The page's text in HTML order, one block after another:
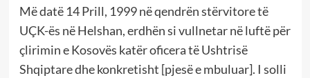
Më datë 14 Prill, 1999 në qendrën stërvitore të
UÇK-ës në Helshan, erdhën si vullnetar në luftë për
çlirimin e Kosovës katër oficera të Ushtrisë
Shqiptare dhe konkretisht [pjesë e mbuluar]. I solli